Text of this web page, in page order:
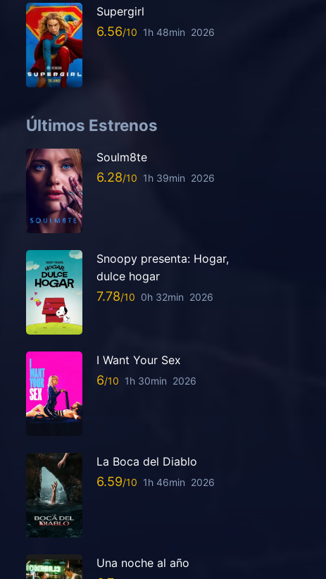
Supergirl
6.56 1h 48min 2026
Últimos Estrenos
Soulm8te
6.28 1h 39min 2026
Snoopy presenta: Hogar,
dulce hogar
7.78 0h 32min 2026
I Want Your Sex
6 1h 30min 2026
La Boca del Diablo
6.59 1h 46min 2026
Una noche al año